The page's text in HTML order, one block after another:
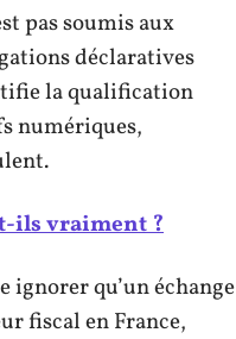
pas soumis aux
déclaratives
la qualification
numériques,
ils vraiment ?
ignorer qu’un échange
fiscal en France,